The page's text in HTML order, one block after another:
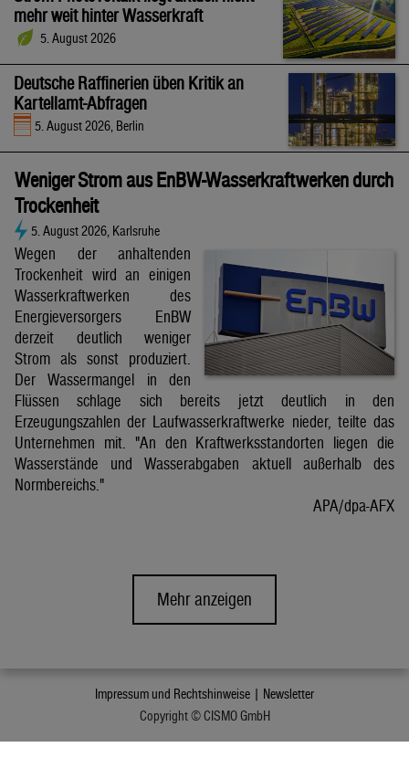
mehr weit hinter Wasserkraft
5. August 2026
Deutsche Raffinerien üben Kritik an
Kartellamt-Abfragen
5. August 2026, Berlin
Weniger Strom aus EnBW-Wasserkraftwerken durch
Trockenheit
5. August 2026, Karlsruhe
Wegen der anhaltenden
Trockenheit wird an einigen
Wasserkraftwerken des
Energieversorgers EnBW
derzeit deutlich weniger
Strom als sonst produziert.
Der Wassermangel in den
Flüssen schlage sich bereits jetzt deutlich in den
Erzeugungszahlen der Laufwasserkraftwerke nieder, teilte das
Unternehmen mit. "An den Kraftwerksstandorten liegen die
Wasserstände und Wasserabgaben aktuell außerhalb des
Normbereichs."
APA/dpa-AFX
Mehr anzeigen
Impressum und Rechtshinweise | Newsletter
Copyright © CISMO GmbH